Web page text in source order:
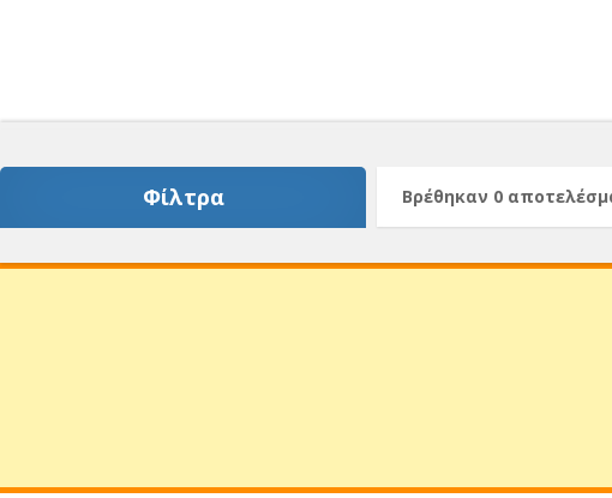
Φίλτρα Βρέθηκαν 0